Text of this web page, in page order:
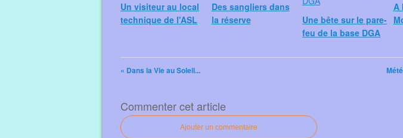
Un visiteur au local
technique de l'ASL
Des sangliers dans
la réserve
Une bête sur le pare-
feu de la base DGA
A
« Dans la Vie au Soleil...
Commenter cet article
Ajouter un commentaire